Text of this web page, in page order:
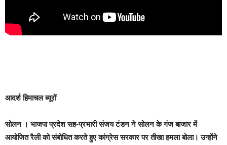
आदर्श हिमाचल ब्यूरों
सोलन। भाजपा प्रदेश सह-प्रभारी संजय टंडन ने सोलन के गंज बाजार में
आयोजित रैली को संबोधित करते हुए कांग्रेस सरकार पर तीखा हमला बोला। उन्होंने